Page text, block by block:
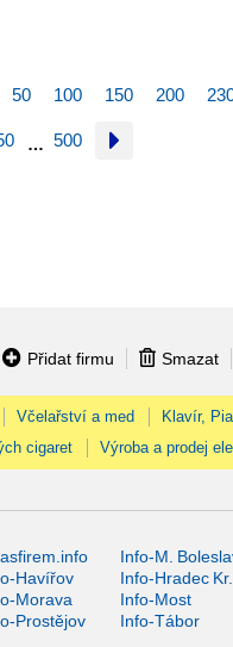
50 100 150 200
… 500
Přidat firmu Smazat
Včelařství a med Klavír,
cigaret
Výroba a prodej
Info-M.
Havířov
Info-Hradec Kr.
Morava
Info-Most
Prostějov
Info-Tábor